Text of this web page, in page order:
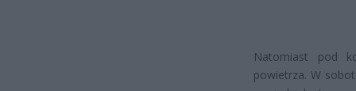
Natomiast pod
powietrza. W